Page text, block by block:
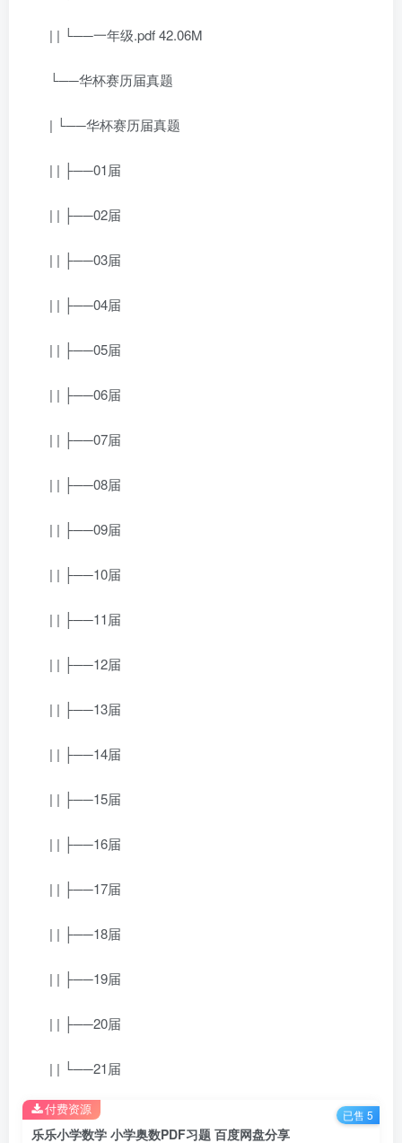
| | └──一年级.pdf 42.06M
└──华杯赛历届真题
| └──华杯赛历届真题
| | ├──01届
| | ├──02届
| | ├──03届
| | ├──04届
| | ├──05届
| | ├──06届
| | ├──07届
| | ├──08届
| | ├──09届
| | ├──10届
| | ├──11届
| | ├──12届
| | ├──13届
| | ├──14届
| | ├──15届
| | ├──16届
| | ├──17届
| | ├──18届
| | ├──19届
| | ├──20届
| | └──21届
乐乐小学数学 小学奥数PDF习题 百度网盘分享
付费资源 已售 5